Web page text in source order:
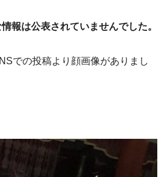
報は公表されていませんでした。
での投稿より顔画像がありまし